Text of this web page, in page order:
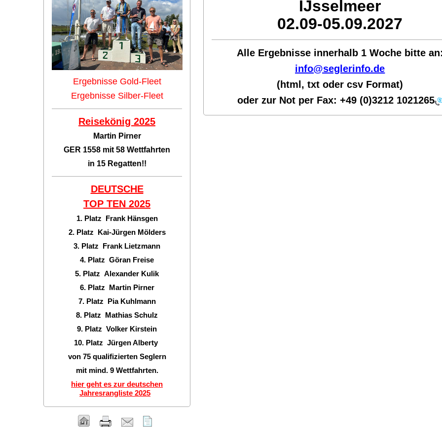
IJsselmeer
02.09-05.09.2027
Alle Ergebnisse innerhalb 1 Woche bitte
info@seglerinfo.de
(html, txt oder csv Format)
oder zur Not per Fax:+49 (0)3212 1021265
Ergebnisse Gold-Fleet
Ergebnisse Silber-Fleet
Reisekönig 2025
Martin Pirner
GER 1558 mit 58 Wettfahrten
in 15 Regatten!!
DEUTSCHE
TOP TEN 2025
1. Platz Frank Hänsgen
2. Platz Kai-Jürgen Mölders
3. Platz Frank Lietzmann
4. Platz Göran Freise
5. Platz Alexander Kulik
6. Platz Martin Pirner
7. Platz Pia Kuhlmann
8. Platz Mathias Schulz
9. Platz Volker Kirstein
10. Platz Jürgen Alberty
von 75 qualifizierten Seglern
mit mind. 9 Wettfahrten.
hier geht es zur deutschen
Jahresrangliste 2025